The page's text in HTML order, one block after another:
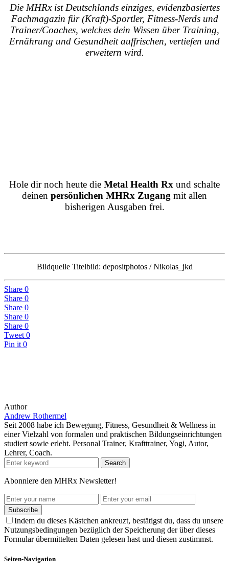
Die MHRx ist Deutschlands einziges, evidenzbasiertes
Fachmagazin für (Kraft)-Sportler, Fitness-Nerds und
Trainer/Coaches, welches dein Wissen über Training,
Ernährung und Gesundheit auffrischen, vertiefen und
erweitern wird.
Hole dir noch heute die Metal Health Rx und schalte
deinen persönlichen MHRx Zugang mit allen
bisherigen Ausgaben frei.
Bildquelle Titelbild: depositphotos /Nikolas_jkd
Share 0
Share 0
Share 0
Share 0
Share 0
Tweet 0
Pin it 0
Author
Andrew Rothermel
Seit 2008 habe ich Bewegung, Fitness, Gesundheit & Wellness in
einer Vielzahl von formalen und praktischen Bildungseinrichtungen
studiert sowie erlebt. Personal Trainer, Krafttrainer, Yogi, Autor,
Lehrer, Coach.
Search
Abonniere den MHRx Newsletter!
Subscribe
Indem du dieses Kästchen ankreuzt, bestätigst du, dass du unsere
Nutzungsbedingungen bezüglich der Speicherung der über dieses
Formular übermittelten Daten gelesen hast und diesen zustimmst.
Seiten-Navigation